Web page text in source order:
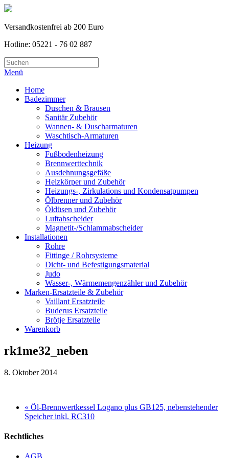
Versandkostenfrei ab 200 Euro
Hotline: 05221 - 76 02 887
Menü
Home
Badezimmer
Duschen & Brausen
Sanitär Zubehör
Wannen- & Duscharmaturen
Waschtisch-Armaturen
Heizung
Fußbodenheizung
Brennwerttechnik
Ausdehnungsgefäße
Heizkörper und Zubehör
Heizungs-, Zirkulations und Kondensatpumpen
Ölbrenner und Zubehör
Öldüsen und Zubehör
Luftabscheider
Magnetit-/Schlammabscheider
Installationen
Rohre
Fittinge / Rohrsysteme
Dicht- und Befestigungsmaterial
Judo
Wasser-, Wärmemengenzähler und Zubehör
Marken-Ersatzteile & Zubehör
Vaillant Ersatzteile
Buderus Ersatzteile
Brötje Ersatzteile
Warenkorb
rk1me32_neben
8. Oktober 2014
« Öl-Brennwertkessel Logano plus GB125, nebenstehender
Speicher inkl. RC310
Rechtliches